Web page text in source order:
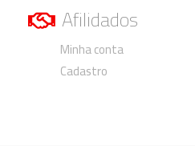
Duvidas
Afilidados
Minha conta
Cadastro